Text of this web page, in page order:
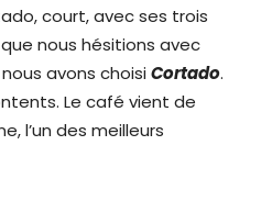
court, avec ses trois
nous hésitions avec
avons choisiCortado.
Le café vient de
l’un des meilleurs